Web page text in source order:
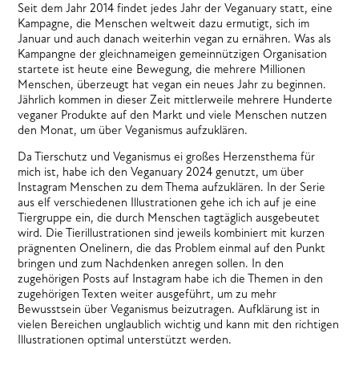
Seit dem Jahr 2014 findet jedes Jahr der Veganuary statt, eine
Kampagne, die Menschen weltweit dazu ermutigt, sich im
Januar und auch danach weiterhin vegan zu ernähren. Was als
Kampangne der gleichnameigen gemeinnützigen Organisation
startete ist heute eine Bewegung, die mehrere Millionen
Menschen, überzeugt hat vegan ein neues Jahr zu beginnen.
Jährlich kommen in dieser Zeit mittlerweile mehrere Hunderte
veganer Produkte auf den Markt und viele Menschen nutzen
den Monat, um über Veganismus aufzuklären.
Da Tierschutz und Veganismus ei großes Herzensthema für
mich ist, habe ich den Veganuary 2024 genutzt, um über
Instagram Menschen zu dem Thema aufzuklären. In der Serie
aus elf verschiedenen Illustrationen gehe ich ich auf je eine
Tiergruppe ein, die durch Menschen tagtäglich ausgebeutet
wird. Die Tierillustrationen sind jeweils kombiniert mit kurzen
prägnenten Onelinern, die das Problem einmal auf den Punkt
bringen und zum Nachdenken anregen sollen. In den
zugehörigen Posts auf Instagram habe ich die Themen in den
zugehörigen Texten weiter ausgeführt, um zu mehr
Bewusstsein über Veganismus beizutragen. Aufklärung ist in
vielen Bereichen unglaublich wichtig und kann mit den richtigen
Illustrationen optimal unterstützt werden.